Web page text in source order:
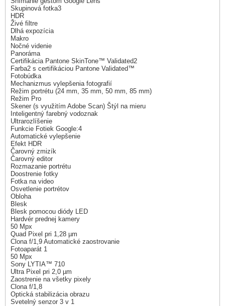
Skupinová fotka3
HDR
Živé filtre
Dlhá expozícia
Makro
Nočné videnie
Panoráma
Certifikácia Pantone SkinTone™ Validated2
Farba2 s certifikáciou Pantone Validated™
Fotobúdka
Mechanizmus vylepšenia fotografií
Režim portrétu (24 mm, 35 mm, 50 mm, 85 mm)
Režim Pro
Skener (s využitím Adobe Scan) Štýl na mieru
Inteligentný farebný vodoznak
Ultrarozlíšenie
Funkcie Fotiek Google:4
Automatické vylepšenie
Efekt HDR
Čarovný zmizík
Čarovný editor
Rozmazanie portrétu
Doostrenie fotky
Fotka na video
Osvetlenie portrétov
Obloha
Blesk
Blesk pomocou diódy LED
Hardvér prednej kamery
50 Mpx
Quad Pixel pri 1,28 µm
Clona f/1,9 Automatické zaostrovanie
Fotoaparát 1
50 Mpx
Sony LYTIA™ 710
Ultra Pixel pri 2,0 µm
Zaostrenie na všetky pixely
Clona f/1,8
Optická stabilizácia obrazu
Svetelný senzor 3 v 1